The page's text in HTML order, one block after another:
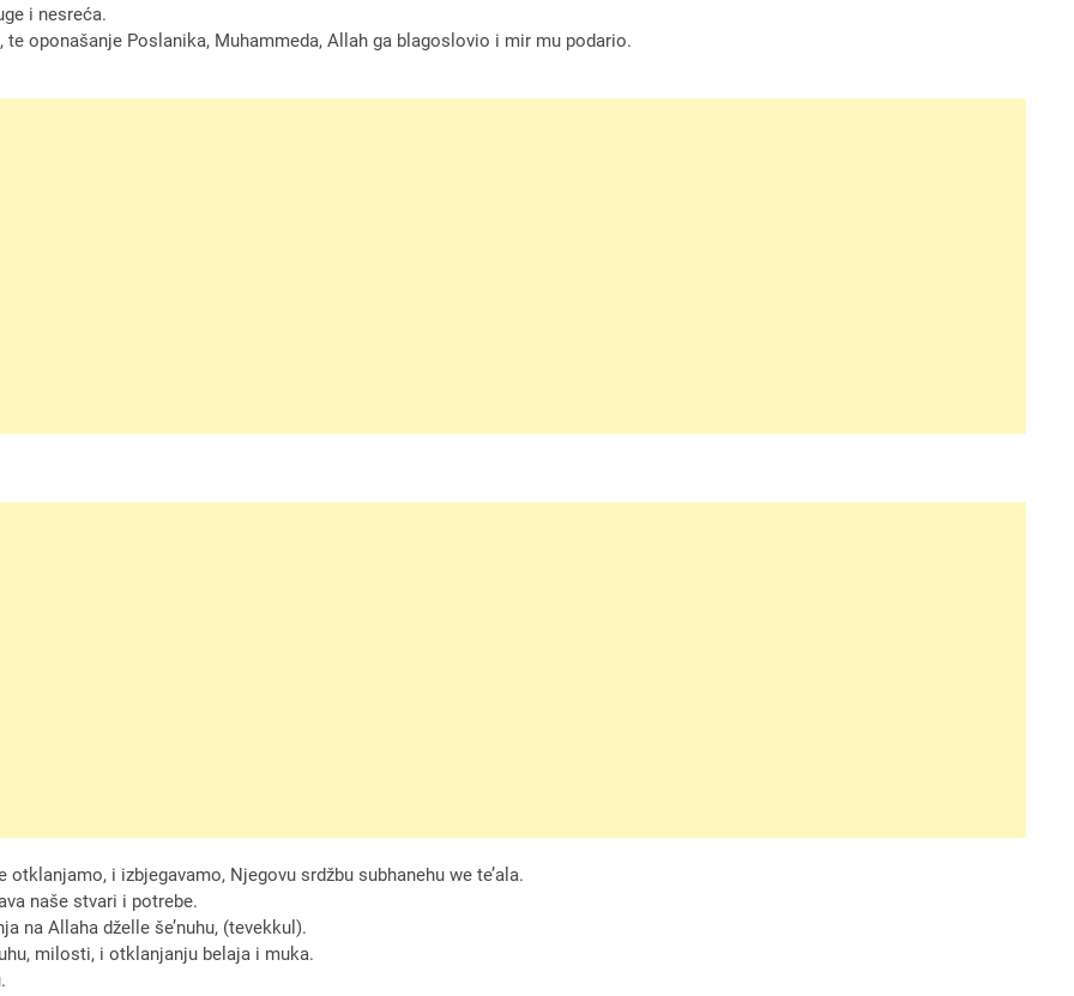
i nesreća.
oponašanje Poslanika, Muhammeda, Allah ga blagoslovio i mir mu podario.
i izbjegavamo, Njegovu srdžbu subhanehu we te’ala.
naše stvari i potrebe.
na Allaha dželle še’nuhu, (tevekkul).
milosti, i otklanjanju belaja i muka.